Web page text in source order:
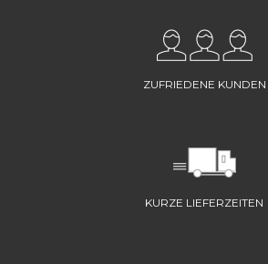
ZUFRIEDENE KUNDEN
KURZE LIEFERZEITEN